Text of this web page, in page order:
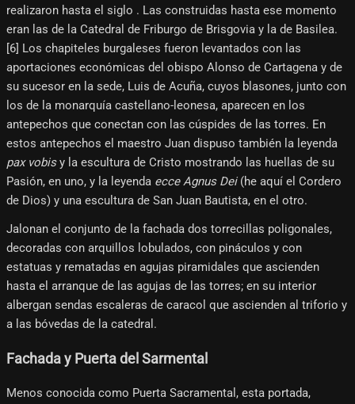
realizaron hasta el siglo . Las construidas hasta ese momento
eran las de la Catedral de Friburgo de Brisgovia y la de Basilea.
[6]​ Los chapiteles burgaleses fueron levantados con las
aportaciones económicas del obispo Alonso de Cartagena y de
su sucesor en la sede, Luis de Acuña, cuyos blasones, junto con
los de la monarquía castellano-leonesa, aparecen en los
antepechos que conectan con las cúspides de las torres. En
estos antepechos el maestro Juan dispuso también la leyenda
pax vobisy la escultura de Cristo mostrando las huellas de su
Pasión, en uno, y la leyenda ecce Agnus Dei(he aquí el Cordero
de Dios) y una escultura de San Juan Bautista, en el otro.
Jalonan el conjunto de la fachada dos torrecillas poligonales,
decoradas con arquillos lobulados, con pináculos y con
estatuas y rematadas en agujas piramidales que ascienden
hasta el arranque de las agujas de las torres; en su interior
albergan sendas escaleras de caracol que ascienden al triforio y
a las bóvedas de la catedral.
Fachada y Puerta del Sarmental
Menos conocida como Puerta Sacramental, esta portada,